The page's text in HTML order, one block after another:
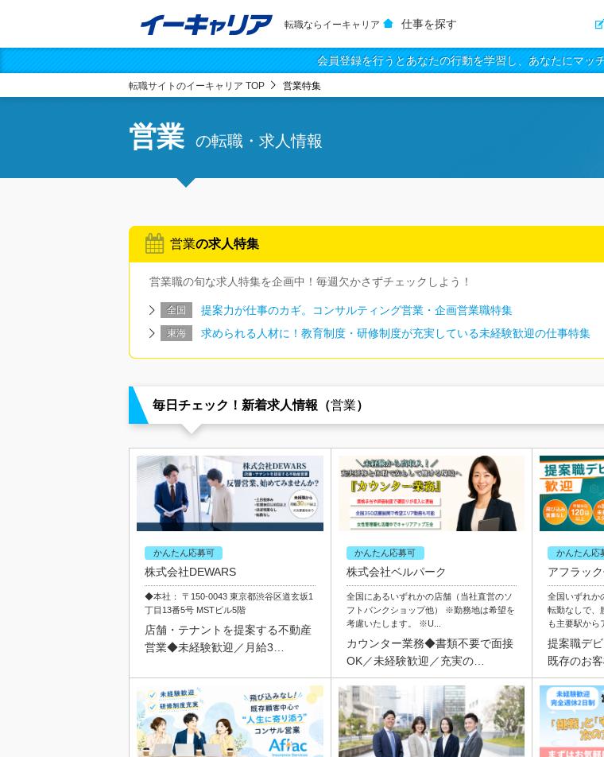
転職ならイーキャリア 仕事を探す
会員登録を行うとあなたの行動を学習し、あなたにマッ
転職サイトのイーキャリア TOP 営業特集
営業 の転職・求人情報
営業の求人特集
営業職の旬な求人特集を企画中！毎週欠かさずチェックしよう！
全国 提案力が仕事のカギ。コンサルティング営業・企画営業職特集
東海 求められる人材に！教育制度・研修制度が充実している未経験歓迎の仕事特集
毎日チェック！新着求人情報（営業）
かんたん応募可
株式会社DEWARS
◆本社： 〒150-0043 東京都渋谷区道玄坂1
丁目13番5号 MSTビル5階
店舗・テナントを提案する不動産
営業◆未経験歓迎／月給3…
かんたん応募可
株式会社ベルパーク
全国にあるいずれかの店舗（当社直営のソ
フトバンクショップ他） ※勤務地は希望を
考慮いたします。 ※U...
カウンター業務◆書類不要で面接
OK／未経験歓迎／充実の…
かんたん応
アフラッ
全国いずれか
転勤なしで、
も主要駅から
提案職デ
既存のお